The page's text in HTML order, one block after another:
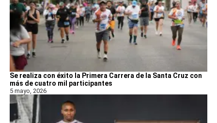
Se realiza con éxito la Primera Carrera de la Santa Cruz con
más de cuatro mil participantes
5 mayo, 2026